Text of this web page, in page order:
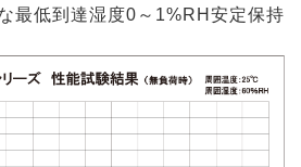
最低到達湿度0～1%RH安定保持